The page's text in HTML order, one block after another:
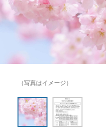
（写真はイメージ）